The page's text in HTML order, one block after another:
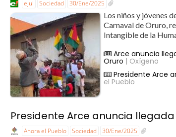
eju! Sociedad 30/Ene/2025
Los niños y jóvenes
Carnaval de Oruro,
Intangible de la
Arce anuncia
Oruro | Oxígeno
Presidente Arce
el Pueblo
Presidente Arce anuncia
Ahora el Pueblo Sociedad 30/Ene/2025